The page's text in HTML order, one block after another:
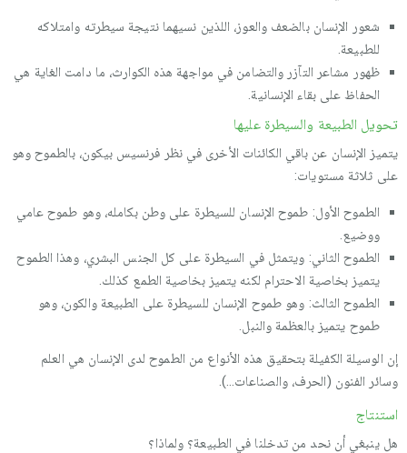
شعور الإنسان بالضعف والعوز، اللذين نسيهما نتيجة سيطرته وامتلاكه
للطبيعة.
ظهور مشاعر التآزر والتضامن في مواجهة هذه الكوارث، ما دامت الغاية هي
الحفاظ على بقاء الإنسانية.
تحويل الطبيعة والسيطرة عليها
يتميز الإنسان عن باقي الكائنات الأخرى في نظر فرنسيس بيكون، بالطموح وهو
على ثلاثة مستويات:
الطموح الأول: طموح الإنسان للسيطرة على وطن بكامله، وهو طموح عامي
ووضيع.
الطموح الثاني: ويتمثل في السيطرة على كل الجنس البشري، وهذا الطموح
يتميز بخاصية الاحترام لكنه يتميز بخاصية الطمع كذلك.
الطموح الثالث: وهو طموح الإنسان للسيطرة على الطبيعة والكون، وهو
طموح يتميز بالعظمة والنبل.
إن الوسيلة الكفيلة بتحقيق هذه الأنواع من الطموح لدى الإنسان هي العلم
وسائر الفنون (الحرف، والصناعات…).
استنتاج
هل ينبغي أن نحد من تدخلنا في الطبيعة؟ ولماذا؟